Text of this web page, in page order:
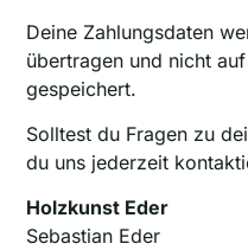
Deine Zahlungsdaten
übertragen und nicht
gespeichert.
Solltest du Fragen zu
du uns jederzeit
Holzkunst Eder
Sebastian Eder